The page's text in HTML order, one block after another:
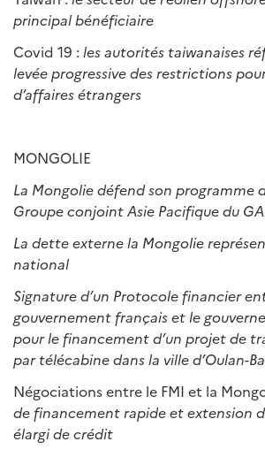
principal bénéficiaire
Covid 19 : les autorités taiwanaises ré
levée progressive des restrictions
d’affairesétrangers
MONGOLIE
La Mongolie défend son programme
Groupe conjoint Asie Pacifique du
La dette externe la Mongolie repré
national
Signature d’un Protocole financier
gouvernement français et le
pour le financement d’un projet de
par télécabine dans la ville d’Oulan-
Négociations entre le FMI et la
de financement rapide et extension
élargi de crédit